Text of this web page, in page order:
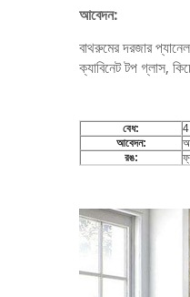
আবেদন:
বাথরুমের দরজার
ক্যাবিনেট টপ গ্লাস,
বেধ: 4
আবেদন:
রঙ: